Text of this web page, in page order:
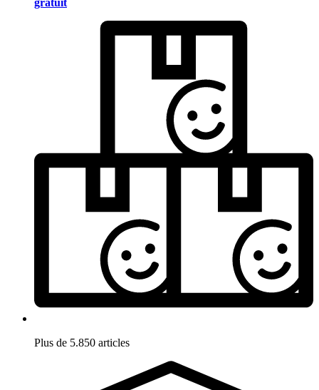
gratuit
Plus de 5.850 articles